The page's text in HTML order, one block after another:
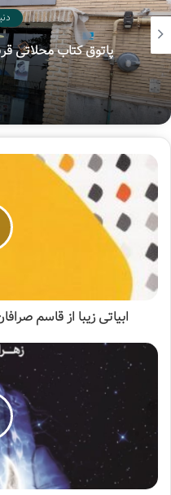
تقریظ تقریظ رهبر
پاتوق کتاب محلاتی قربانی
ابیاتی زیبا از قاسم